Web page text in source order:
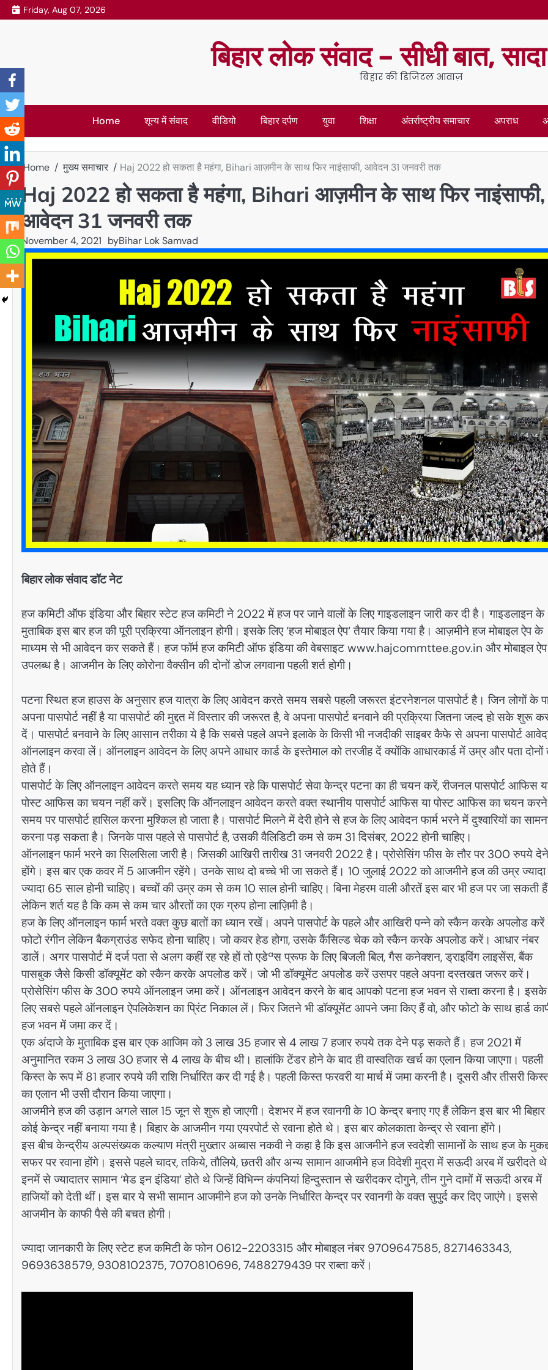
Skip
to
Friday, Aug 07, 2026
बिहार लोक संवाद – सीधी बात,
बिहार की डिजिटल आवाज़
Home शून्य में संवाद वीडियो बिहार दर्पण युवा शिक्षा अंतर्राष्ट्रीय समाचार अपराध
Home मुख्य समाचार Haj 2022 हो सकता है महंगा, Bihari आज़मीन के साथ फिर नाइंसाफी, आवेदन 31 जनवरी तक
Haj 2022 हो सकता है महंगा, Bihari आज़मीन के साथ फिर नाइंसाफी,
आवेदन 31 जनवरी तक
November 4, 2021 byBihar Lok Samvad
बिहार लोक संवाद डॉट नेट
हज कमिटी ऑफ इंडिया और बिहार स्टेट हज कमिटी ने 2022 में हज पर जाने वालों के लिए गाइडलाइन जारी कर दी है। गाइडलाइन के
मुताबिक इस बार हज की पूरी प्रक्रिया ऑनलाइन होगी। इसके लिए ‘हज मोबाइल ऐप‘ तैयार किया गया है। आज़मीने हज मोबाइल ऐप के
माध्यम से भी आवेदन कर सकते हैं। हज फॉर्म हज कमिटी ऑफ इंडिया की वेबसाइट www.hajcommttee.gov.in और मोबाइल ऐप
उपलब्ध है। आजमीन के लिए कोरोना वैक्सीन की दोनों डोज लगवाना पहली शर्त होगी।
पटना स्थित हज हाउस के अनुसार हज यात्रा के लिए आवेदन करते समय सबसे पहली जरूरत इंटरनेशनल पासपोर्ट है। जिन लोगों के
अपना पासपोर्ट नहीं है या पासपोर्ट की मुद्दत में विस्तार की जरूरत है, वे अपना पासपोर्ट बनवाने की प्रक्रिया जितना जल्द हो सके शुरू
दें। पासपोर्ट बनवाने के लिए आसान तरीका ये है कि सबसे पहले अपने इलाके के किसी भी नजदीकी साइबर कैफे से अपना पासपोर्ट
ऑनलाइन करवा लें। ऑनलाइन आवेदन के लिए अपने आधार कार्ड के इस्तेमाल को तरजीह दें क्योंकि आधारकार्ड में उम्र और पता दोनों
होते हैं।
पासपोर्ट के लिए ऑनलाइन आवेदन करते समय यह ध्यान रहे कि पासपोर्ट सेवा केन्द्र पटना का ही चयन करें, रीजनल पासपोर्ट आफिस
पोस्ट आफिस का चयन नहीं करें। इसलिए कि ऑनलाइन आवेदन करते वक्त स्थानीय पासपोर्ट आफिस या पोस्ट आफिस का चयन
समय पर पासपोर्ट हासिल करना मुश्किल हो जाता है। पासपोर्ट मिलने में देरी होने से हज के लिए आवेदन फार्म भरने में दुश्वारियों का
करना पड़ सकता है। जिनके पास पहले से पासपोर्ट है, उसकी वैलिडिटी कम से कम 31 दिसंबर, 2022 होनी चाहिए।
ऑनलाइन फार्म भरने का सिलसिला जारी है। जिसकी आखिरी तारीख 31 जनवरी 2022 है। प्रोसेसिंग फीस के तौर पर 300 रुपये देने
होंगे। इस बार एक कवर में 5 आजमीन रहेंगे। उनके साथ दो बच्चे भी जा सकते हैं। 10 जुलाई 2022 को आजमीने हज की उम्र
ज्यादा 65 साल होनी चाहिए। बच्चों की उम्र कम से कम 10 साल होनी चाहिए। बिना मेहरम वाली औरतें इस बार भी हज पर जा सकती
लेकिन शर्त यह है कि कम से कम चार औरतों का एक ग्रुप होना लाज़िमी है।
हज के लिए ऑनलाइन फार्म भरते वक्त कुछ बातों का ध्यान रखें। अपने पासपोर्ट के पहले और आखिरी पन्ने को स्कैन करके अपलोड
फोटो रंगीन लेकिन बैकग्राउंड सफेद होना चाहिए। जो कवर हेड होगा, उसके कैंसिल्ड चेक को स्कैन करके अपलोड करें। आधार नंबर
डालें। अगर पासपोर्ट में दर्ज पता से अलग कहीं रह रहे हों तो एडेªस प्रूफ के लिए बिजली बिल, गैस कनेक्शन, ड्राइविंग लाइसेंस, बैंक
पासबुक जैसे किसी डॉक्यूमेंट को स्कैन करके अपलोड करें। जो भी डॉक्यूमेंट अपलोड करें उसपर पहले अपना दस्तखत जरूर करें।
प्रोसेसिंग फीस के 300 रुपये ऑनलाइन जमा करें। ऑनलाइन आवेदन करने के बाद आपको पटना हज भवन से राब्ता करना है। इसके
लिए सबसे पहले ऑनलाइन ऐपलिकेशन का प्रिंट निकाल लें। फिर जितने भी डॉक्यूमेंट आपने जमा किए हैं वो, और फोटो के साथ हार्ड
हज भवन में जमा कर दें।
एक अंदाजे के मुताबिक इस बार एक आजिम को 3 लाख 35 हजार से 4 लाख 7 हजार रुपये तक देने पड़ सकते हैं। हज 2021 में
अनुमानित रकम 3 लाख 30 हजार से 4 लाख के बीच थी। हालांकि टेंडर होने के बाद ही वास्वतिक खर्च का एलान किया जाएगा। पहली
किस्त के रूप में 81 हजार रुपये की राशि निर्धारित कर दी गई है। पहली किस्त फरवरी या मार्च में जमा करनी है। दूसरी और तीसरी
का एलान भी उसी दौरान किया जाएगा।
आजमीने हज की उड़ान अगले साल 15 जून से शुरू हो जाएगी। देशभर में हज रवानगी के 10 केन्द्र बनाए गए हैं लेकिन इस बार भी
कोई केन्द्र नहीं बनाया गया है। बिहार के आजमीन गया एयरपोर्ट से रवाना होते थे। इस बार कोलकाता केन्द्र से रवाना होंगे।
इस बीच केन्द्रीय अल्पसंख्यक कल्याण मंत्री मुख्तार अब्बास नकवी ने कहा है कि इस आजमीने हज स्वदेशी सामानों के साथ हज के
सफर पर रवाना होंगे। इससे पहले चादर, तकिये, तौलिये, छतरी और अन्य सामान आजमीने हज विदेशी मुद्रा में सऊदी अरब में खरीदते
इनमें से ज्यादातर सामान ‘मेड इन इंडिया’ होते थे जिन्हें विभिन्न कंपनियां हिन्दुस्तान से खरीदकर दोगुने, तीन गुने दामों में सऊदी अरब में
हाजियों को देती थीं। इस बार ये सभी सामान आजमीने हज को उनके निर्धारित केन्द्र पर रवानगी के वक्त सुपुर्द कर दिए जाएंगे। इससे
आजमीन के काफी पैसे की बचत होगी।
ज्यादा जानकारी के लिए स्टेट हज कमिटी के फोन 0612-2203315 और मोबाइल नंबर 9709647585, 8271463343,
9693638579, 9308102375, 7070810696, 7488279439 पर राब्ता करें।